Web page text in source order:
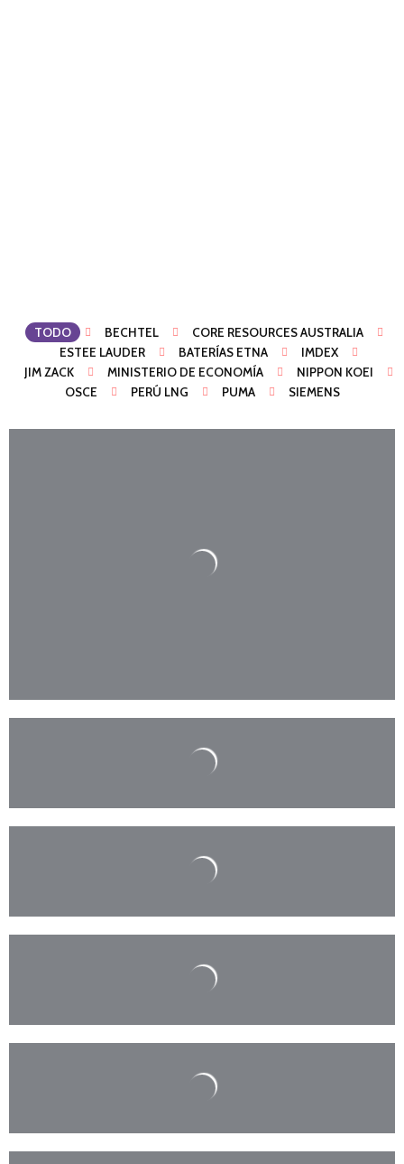
TODO BECHTEL
CORE RESOURCES AUSTRALIA
ESTEE LAUDER
BATERÍAS ETNA
IMDEX
JIM ZACK
MINISTERIO DE ECONOMÍA
NIPPON KOEI
OSCE
PERÚ LNG PUMA SIEMENS